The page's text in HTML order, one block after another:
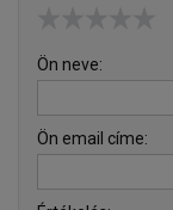
Ön neve:
Ön email címe: